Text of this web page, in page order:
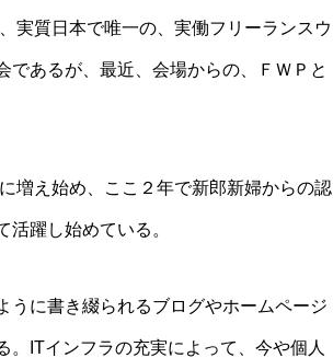
実質日本で唯一の、実働フリーランスウ
であるが、最近、会場からの、ＦＷＰと
増え始め、ここ２年で新郎新婦からの認
躍し始めている。
うに書き綴られるブログやホームページ
ITインフラの充実によって、今や個人